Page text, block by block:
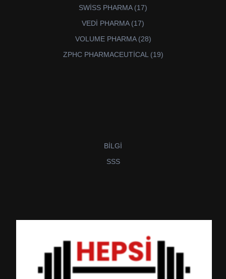
SWİSS PHARMA 1717
VEDİ PHARMA 1717
VOLUME PHARMA 2828
ZPHC PHARMACEUTİCAL 1919
BİLGİ
SSS